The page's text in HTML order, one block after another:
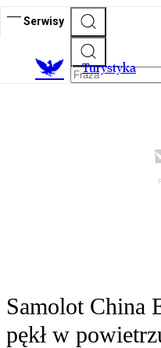
Serwisy
Turystyka
Samolot China
pękł w